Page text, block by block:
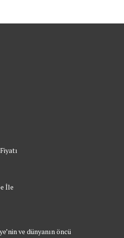
İle
ve dünyanın öncü